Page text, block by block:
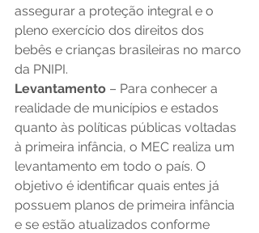
assegurar a proteção integral e o
pleno exercício dos direitos dos
bebês e crianças brasileiras no marco
da PNIPI.
Levantamento – Para conhecer a
realidade de municípios e estados
quanto às políticas públicas voltadas
à primeira infância, o MEC realiza um
levantamento em todo o país. O
objetivo é identificar quais entes já
possuem planos de primeira infância
e se estão atualizados conforme